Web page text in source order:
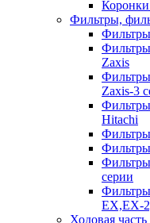
Коронки
Фильтры,
Фильтры
Фильтры
Zaxis
Фильтры
Zaxis-3
Hitachi
Фильтры
Фильтры
Фильтры
серии
Фильтры
EX,EX-
Ходовая